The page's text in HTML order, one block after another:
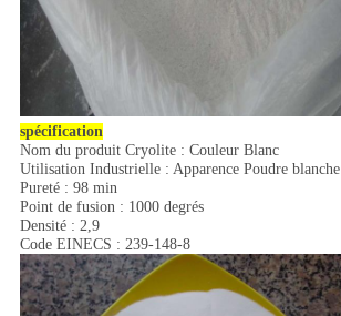
spécification
Nom du produit Cryolite : Couleur Blanc
Utilisation Industrielle : Apparence Poudre blanche
Pureté : 98 min
Point de fusion : 1000 degrés
Densité : 2,9
Code EINECS : 239-148-8